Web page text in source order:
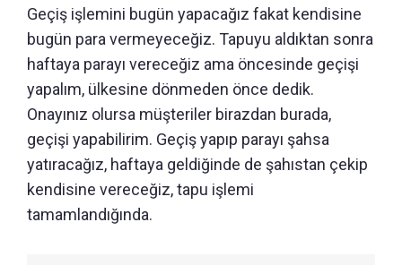
Geçiş işlemini bugün yapacağız fakat kendisine
bugün para vermeyeceğiz. Tapuyu aldıktan sonra
haftaya parayı vereceğiz ama öncesinde geçişi
yapalım, ülkesine dönmeden önce dedik.
Onayınız olursa müşteriler birazdan burada,
geçişi yapabilirim. Geçiş yapıp parayı şahsa
yatıracağız, haftaya geldiğinde de şahıstan çekip
kendisine vereceğiz, tapu işlemi
tamamlandığında.